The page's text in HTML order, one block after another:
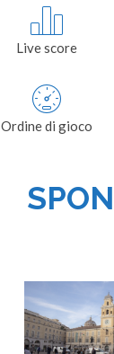
Live score
Ordine di gioco